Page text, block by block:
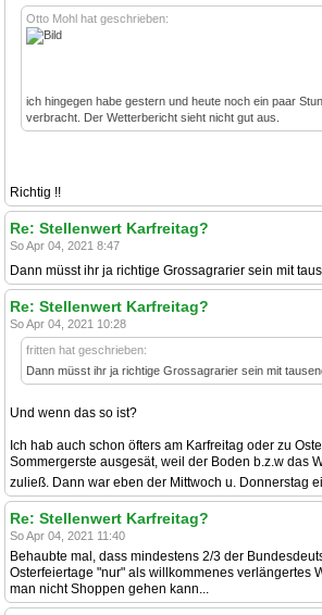
Otto Mohl hat geschrieben:
ich hingegen habe gestern und heute noch ein paar
verbracht. Der Wetterbericht sieht nicht gut aus.
Richtig !!
Re: Stellenwert Karfreitag?
So Apr 04, 2021 8:47
Dann müsst ihr ja richtige Grossagrarier sein mit
Re: Stellenwert Karfreitag?
So Apr 04, 2021 10:28
fritten hat geschrieben:
Dann müsst ihr ja richtige Grossagrarier sein mit
Und wenn das so ist?
Ich hab auch schon öfters am Karfreitag oder zu
Sommergerste ausgesät, weil der Boden b.z.w das
zuließ. Dann war eben der Mittwoch u. Donnerstag
Re: Stellenwert Karfreitag?
So Apr 04, 2021 11:40
Behaubte mal, dass mindestens 2/3 der
Osterfeiertage "nur" als willkommenes verlängertes
man nicht Shoppen gehen kann...